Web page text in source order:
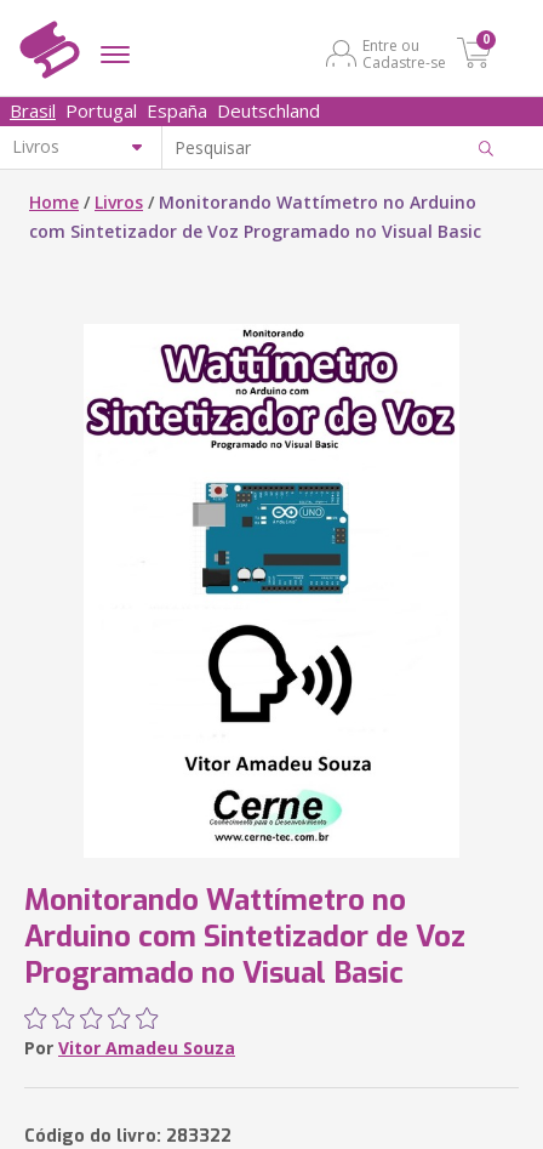
Entre ou
Cadastre-se
0
Brasil Portugal España Deutschland
Home / Livros / Monitorando Wattímetro no Arduino
com Sintetizador de Voz Programado no Visual Basic
Monitorando Wattímetro no
Arduino com Sintetizador de Voz
Programado no Visual Basic
Por Vitor Amadeu Souza
Código do livro: 283322